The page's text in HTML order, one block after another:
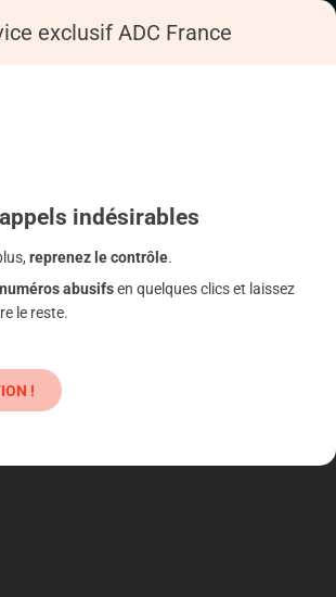
exclusif ADC France
indésirables
reprenez le contrôle.
abusifsen quelques clics et laissez
le reste.
!